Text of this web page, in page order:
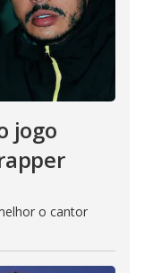
jogo
o cantor